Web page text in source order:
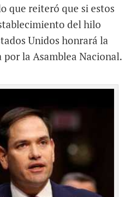
que reiteró que si estos
del hilo
Unidos honrará la
la Asamblea Nacional.